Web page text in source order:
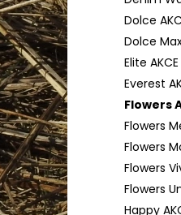
l
Dolce
Dolce
Elite
Everest
Flowers
Flowers
Flowers
Flowers
Flowers
Happy
YARNART
200 Kč